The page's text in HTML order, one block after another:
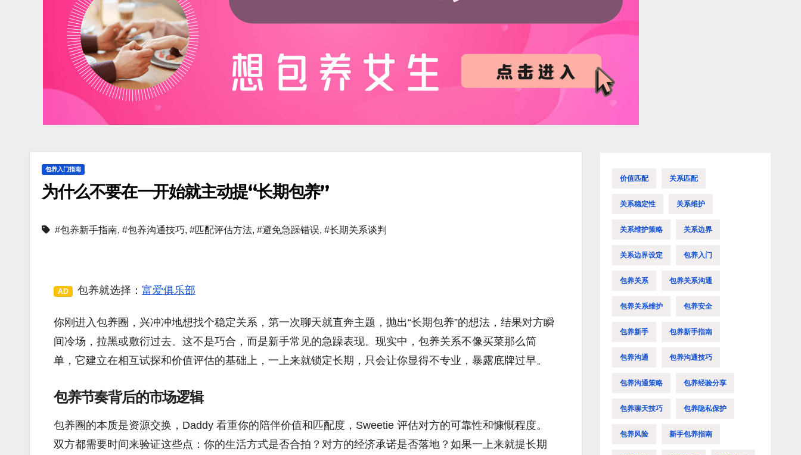
包养入门指南
为什么不要在一开始就主动提“长期包养”
#包养新手指南, #包养沟通技巧, #匹配评估方法, #避免急躁错误, #长期关系谈判
AD 包养就选择： 富爱俱乐部
你刚进入包养圈，兴冲冲地想找个稳定关系，第一次聊天就直奔主题，抛出“长期包养”的想法，结果对方瞬
间冷场，拉黑或敷衍过去。这不是巧合，而是新手常见的急躁表现。现实中，包养关系不像买菜那么简
单，它建立在相互试探和价值评估的基础上，一上来就锁定长期，只会让你显得不专业，暴露底牌过早。
包养节奏背后的市场逻辑
包养圈的本质是资源交换，Daddy 看重你的陪伴价值和匹配度，Sweetie 评估对方的可靠性和慷慨程度。
双方都需要时间来验证这些点：你的生活方式是否合拍？对方的经济承诺是否落地？如果一上来就提长期
价值匹配 关系匹配
关系稳定性 关系维护
关系维护策略 关系边界
关系边界设定 包养入门
包养关系 包养关系沟通
包养关系维护 包养安全
包养新手 包养新手指南
包养沟通 包养沟通技巧
包养沟通策略 包养经验分享
包养聊天技巧 包养隐私保护
包养风险 新手包养指南